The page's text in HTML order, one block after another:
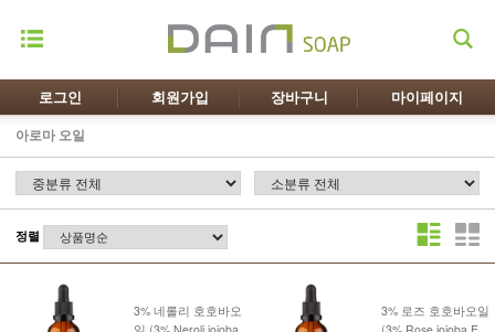
로그인 회원가입 장바구니 마이페이지
아로마 오일
정렬
3% 네롤리 호호바오
3% 로즈 호호바오일